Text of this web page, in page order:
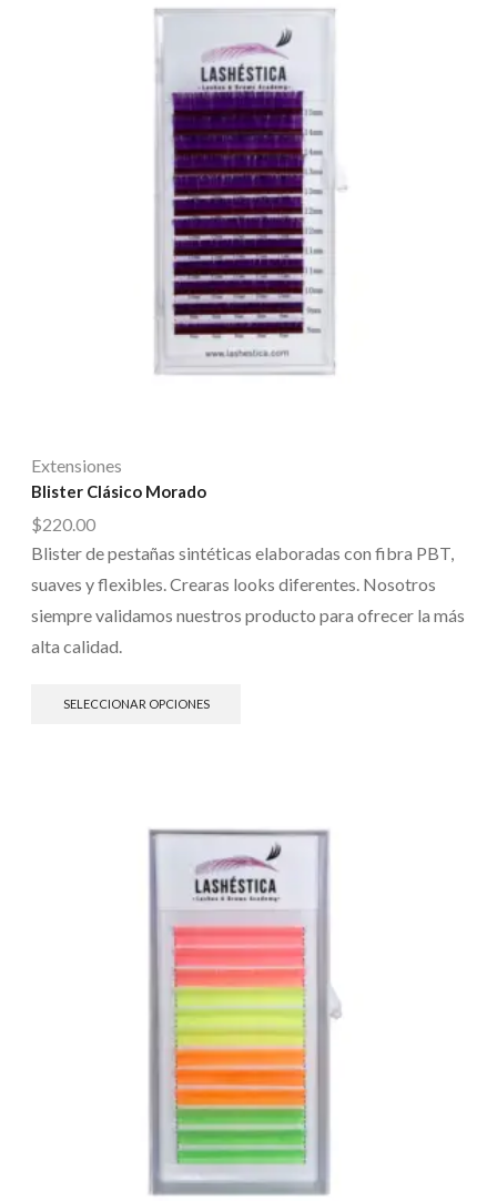
Extensiones
Blister Clásico Morado
$220.00
Blister de pestañas sintéticas elaboradas con fibra PBT,
suaves y flexibles. Crearas looks diferentes. Nosotros
siempre validamos nuestros producto para ofrecer la más
alta calidad.
SELECCIONAR OPCIONES